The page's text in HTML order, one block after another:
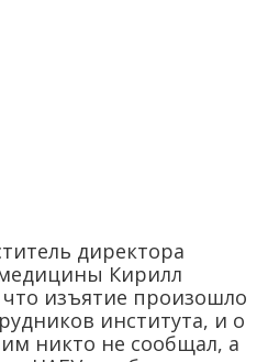
директора
Кирилл
изъятие произошло
института, и о
никто не сообщал, а